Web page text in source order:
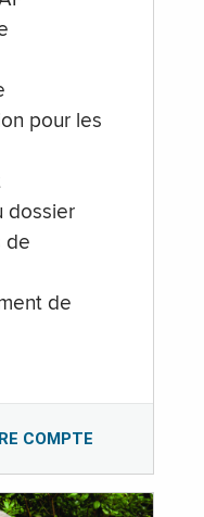
pour les
dossier
de
de
COMPTE